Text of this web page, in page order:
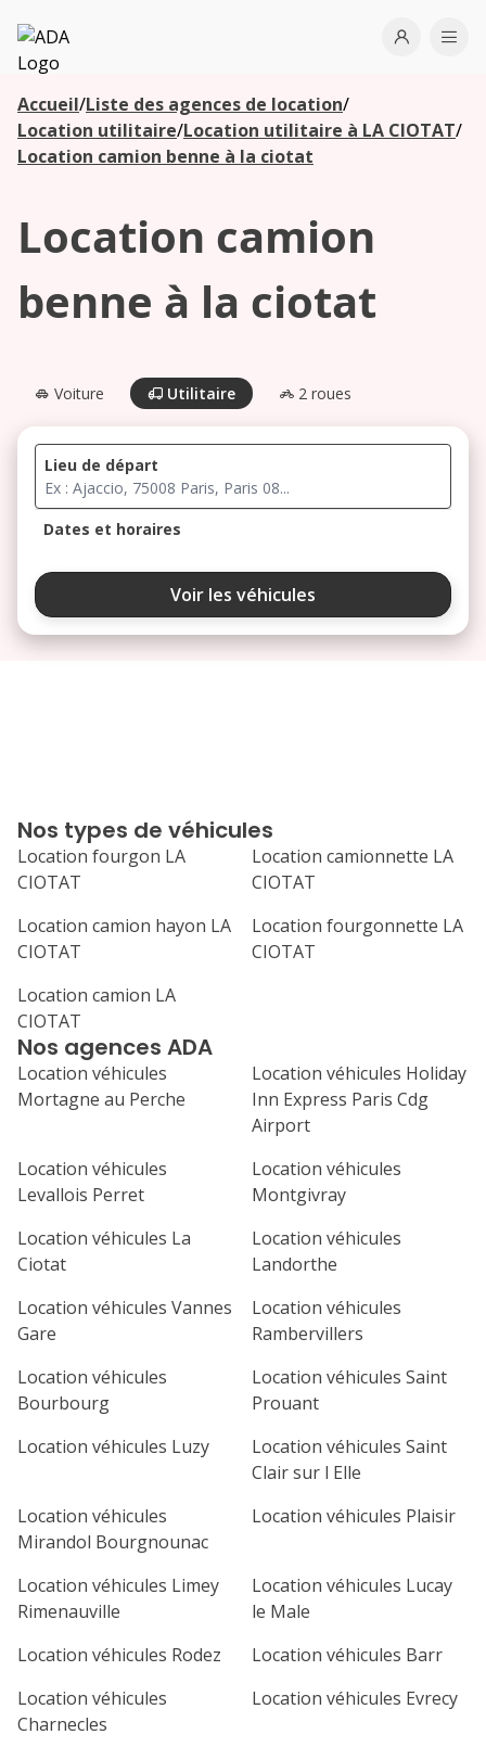
ADA
Open
Accueil/Liste des agences de location/
Location utilitaire/Location utilitaire à LA CIOTAT/
Location camion benne à la ciotat
Location camion
benne à la ciotat
Voiture Utilitaire 2 roues
Lieu de départ
Dates et horaires
août 2026
ma me
24 25 26
septembre 2026
me
1
7 8
15 16 17
23
28 30
Voir les véhicules
Nos agences ADA
Location véhicules
Mortagne au Perche
Location véhicules Holiday
Inn Express Paris Cdg
Airport
Location véhicules
Levallois Perret
Location véhicules
Montgivray
Location véhicules La
Ciotat
Location véhicules
Landorthe
Location véhicules Vannes
Gare
Location véhicules
Rambervillers
Location véhicules
Bourbourg
Location véhicules Saint
Prouant
Location véhicules Luzy
Location véhicules Saint
Clair sur l Elle
Location véhicules
Mirandol Bourgnounac
Location véhicules Plaisir
Location véhicules Limey
Rimenauville
Location véhicules Lucay
le Male
Location véhicules Rodez
Location véhicules Barr
Location véhicules
Charnecles
Location véhicules Evrecy
Nos types de véhicules
Location fourgon LA
CIOTAT
Location camionnette LA
CIOTAT
Location camion hayon LA
CIOTAT
Location fourgonnette LA
CIOTAT
Location camion LA
CIOTAT
Les
agences à
proximité
Commencez
votre
recherche
proximité